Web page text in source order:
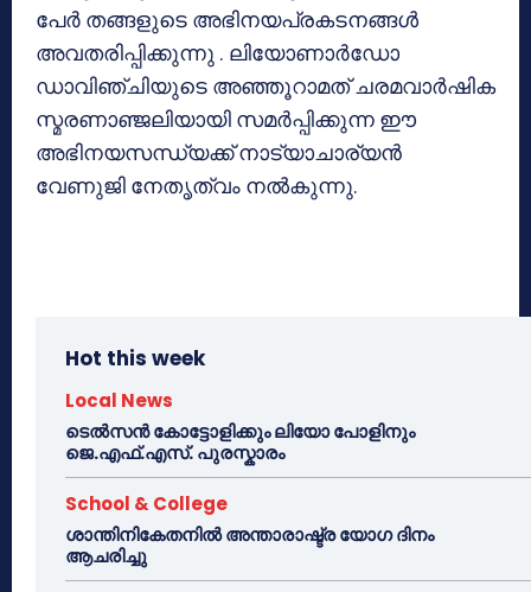
പേര്‍ തങ്ങളുടെ അഭിനയപ്രകടനങ്ങള്‍
അവതരിപ്പിക്കുന്നു . ലിയോണാര്‍ഡോ
ഡാവിഞ്ചിയുടെ അഞ്ഞൂറാമത് ചരമവാര്‍ഷിക
സ്മരണാഞ്ജലിയായി സമര്‍പ്പിക്കുന്ന ഈ
അഭിനയസന്ധ്യക്ക് നാട്യാചാര്യന്‍
വേണുജി നേതൃത്വം നല്‍കുന്നു.
Hot this week
Local News
ടെൽസൻ കോട്ടോളിക്കും ലിയോ പോളിനും
ജെ.എഫ്.എസ്. പുരസ്കാരം
School & College
ശാന്തിനികേതനിൽ അന്താരാഷ്ട്ര യോഗ ദിനം
ആചരിച്ചു